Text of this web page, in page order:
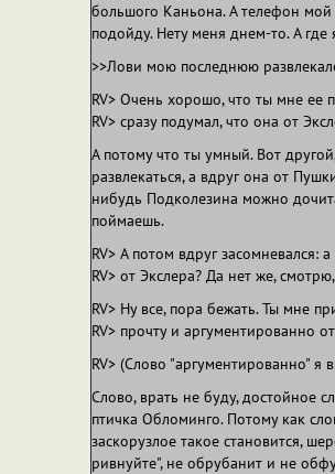
большого Каньона. А телефон мой
подойду. Нету меня днем-то. А где
>>Лови мою последнюю
RV> Очень хорошо, что ты мне ее
RV> сразу подумал, что она от
А потому что ты умный. Вот
развлекаться, а вдруг она от
нибудь Подколезина можно
поймаешь.
RV> А потом вдруг засомневался:
RV> от Экслера? Да нет же,
RV> Ну все, пора бежать. Ты мне
RV> прочту и аргументированно
RV> (Слово "аргументированно" я
Слово, врать не буду, достойное
птичка Обломинго. Потому как
заскорузлое такое становится,
ривнуйте", не обрубанит и не